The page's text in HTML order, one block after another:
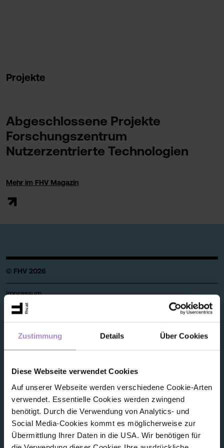
Zustimmung Details Über Cookies
Diese Webseite verwendet Cookies
Auf unserer Webseite werden verschiedene Cookie-Arten
verwendet. Essentielle Cookies werden zwingend
benötigt. Durch die Verwendung von Analytics- und
Social Media-Cookies kommt es möglicherweise zur
Übermittlung Ihrer Daten in die USA. Wir benötigen für
Projekte
Abgeschlossene Projekte
Forschungszentrum
Nutzerzentrierte Technologien
Mehr im FHV Magazin
© FHV 2026
Impressum
Allgemeine Geschäftsbedingungen
Datenschutz
Amtssignatur, elektronische Signatur
Kontakt